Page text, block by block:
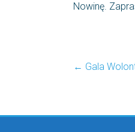
Nowinę.
← Gala